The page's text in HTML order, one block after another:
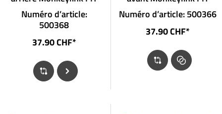
Numéro d’article:
500368
37.90 CHF*
Numéro d’article: 500366
37.90 CHF*